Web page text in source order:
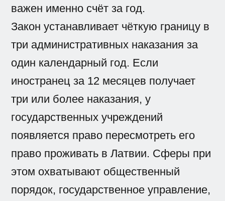
важен именно счёт за год.
Закон устанавливает чёткую границу в
три административных наказания за
один календарный год. Если
иностранец за 12 месяцев получает
три или более наказания, у
государственных учреждений
появляется право пересмотреть его
право проживать в Латвии. Сферы при
этом охватывают общественный
порядок, государственное управление,